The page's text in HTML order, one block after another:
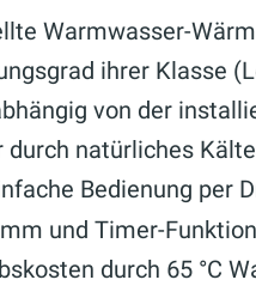
Warmwasser-
ihrer Klasse
von der
durch natürliches
Bedienung per
und Timer-
durch 65 °C